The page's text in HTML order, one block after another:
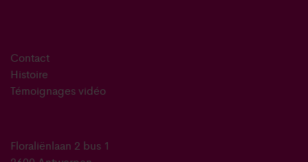
Contact
Histoire
Témoignages vidéo
Floraliënlaan 2 bus 1